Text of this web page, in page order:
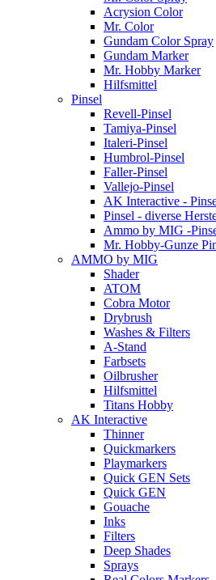
Acrysion Color
Mr. Color
Gundam Color Spray
Gundam Marker
Mr. Hobby Marker
Hilfsmittel
Pinsel
Revell-Pinsel
Tamiya-Pinsel
Italeri-Pinsel
Humbrol-Pinsel
Faller-Pinsel
Vallejo-Pinsel
AK Interactive -
Pinsel - diverse
Ammo by MIG -
Mr. Hobby-Gunze
AMMO by MIG
Shader
ATOM
Cobra Motor
Drybrush
Washes & Filters
A-Stand
Farbsets
Oilbrusher
Hilfsmittel
Titans Hobby
AK Interactive
Thinner
Quickmarkers
Playmarkers
Quick GEN Sets
Quick GEN
Gouache
Inks
Filters
Deep Shades
Sprays